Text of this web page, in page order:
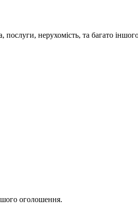
послуги, нерухомість, та багато
оголошення.